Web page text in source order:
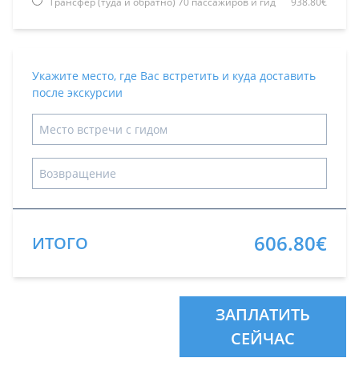
Укажите место, где Вас встретить и куда доставить
после экскурсии
ИТОГО 606.80€
ЗАПЛАТИТЬ
СЕЙЧАС